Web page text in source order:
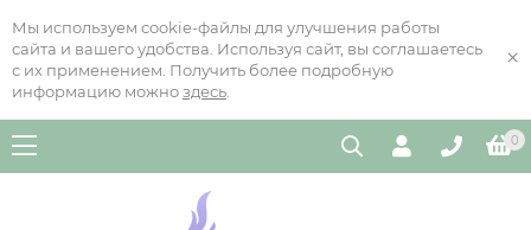
Мы используем cookie-файлы для улучшения работы
сайта и вашего удобства. Используя сайт, вы соглашаетесь
с их применением. Получить более подробную
информацию можно здесь
×
0